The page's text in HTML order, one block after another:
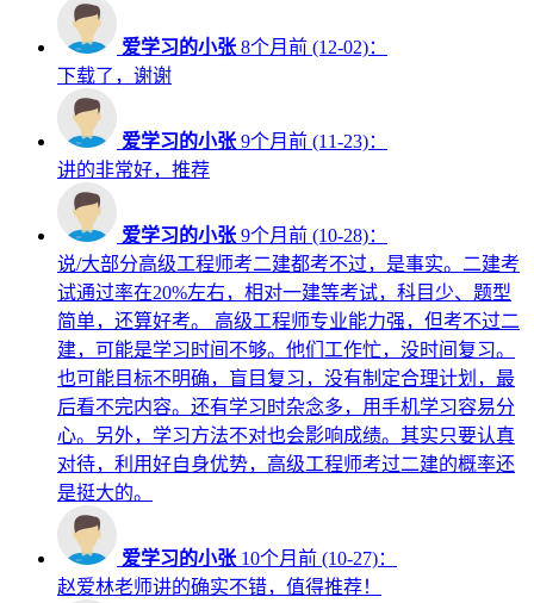
爱学习的小张 8个月前 (12-02)：
下载了，谢谢
爱学习的小张 9个月前 (11-23)：
讲的非常好，推荐
爱学习的小张 9个月前 (10-28)：
说/大部分高级工程师考二建都考不过，是事实。二建考
试通过率在20%左右，相对一建等考试，科目少、题型
简单，还算好考。 高级工程师专业能力强，但考不过二
建，可能是学习时间不够。他们工作忙，没时间复习。
也可能目标不明确，盲目复习，没有制定合理计划，最
后看不完内容。还有学习时杂念多，用手机学习容易分
心。另外，学习方法不对也会影响成绩。其实只要认真
对待，利用好自身优势，高级工程师考过二建的概率还
是挺大的。
爱学习的小张 10个月前 (10-27)：
赵爱林老师讲的确实不错，值得推荐！